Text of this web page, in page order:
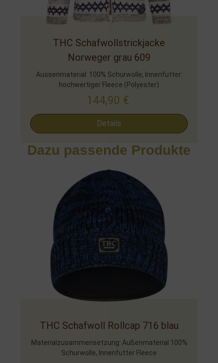
THC Schafwollstrickjacke
Norweger grau 609
Aussenmaterial: 100% Schurwolle, Innenfutter:
hochwertiger Fleece (Polyester)
144,90 €
Details
Dazu passende Produkte
THC Schafwoll Rollcap 716 blau
Materialzusammensetzung: Außenmaterial 100%
Schurwolle, Innenfutter Fleece